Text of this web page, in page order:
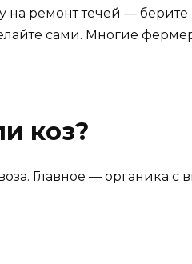
ремонт течей —
сами. Многие
коз?
Главное — органика